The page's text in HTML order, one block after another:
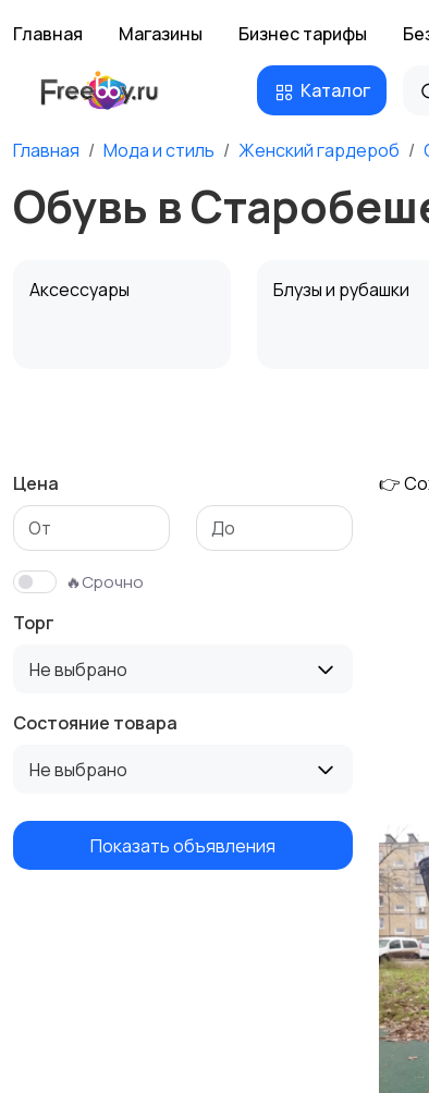
Главная Магазины Бизнес тарифы
Каталог
Главная Мода и стиль Женский гардероб
Обувь в
Аксессуары Блузы и рубашки
Трикотаж Спортивная
Цена
🔥Срочно
Торг
Не выбрано
Состояние товара
Не выбрано
Показать объявления
👉